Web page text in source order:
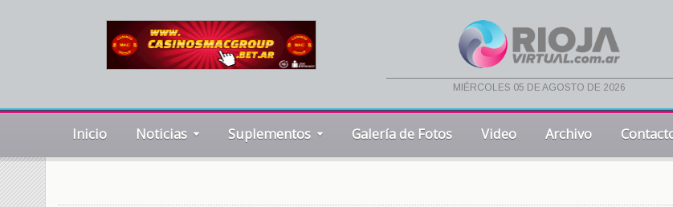
miércoles 05 de agosto de 2026
Inicio Noticias Suplementos Galería de Fotos Video Archivo